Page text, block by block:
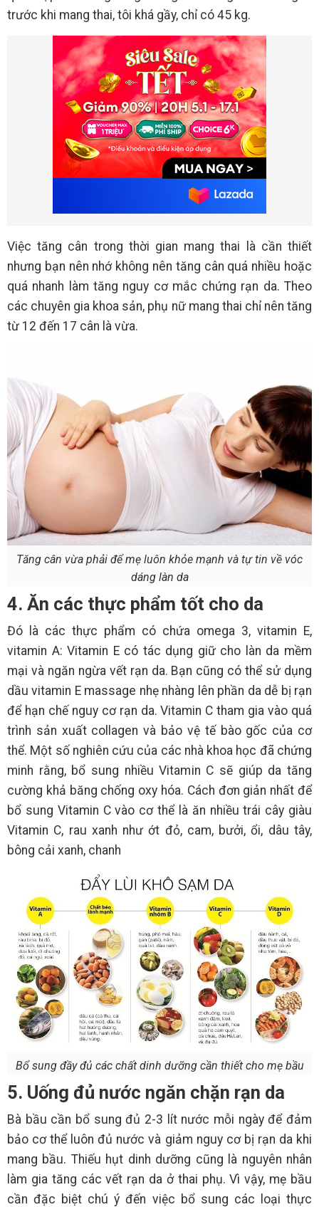
trước khi mang thai, tôi khá gầy, chỉ có 45 kg.
Việc tăng cân trong thời gian mang thai là cần thiết
nhưng bạn nên nhớ không nên tăng cân quá nhiều hoặc
quá nhanh làm tăng nguy cơ mắc chứng rạn da. Theo
các chuyên gia khoa sản, phụ nữ mang thai chỉ nên tăng
từ 12 đến 17 cân là vừa.
Tăng cân vừa phải để mẹ luôn khỏe mạnh và tự tin về vóc
dáng làn da
4. Ăn các thực phẩm tốt cho da
Đó là các thực phẩm có chứa omega 3, vitamin E,
vitamin A: Vitamin E có tác dụng giữ cho làn da mềm
mại và ngăn ngừa vết rạn da. Bạn cũng có thể sử dụng
dầu vitamin E massage nhẹ nhàng lên phần da dễ bị rạn
để hạn chế nguy cơ rạn da. Vitamin C tham gia vào quá
trình sản xuất collagen và bảo vệ tế bào gốc của cơ
thể. Một số nghiên cứu của các nhà khoa học đã chứng
minh rằng, bổ sung nhiều Vitamin C sẽ giúp da tăng
cường khả băng chống oxy hóa. Cách đơn giản nhất để
bổ sung Vitamin C vào cơ thể là ăn nhiều trái cây giàu
Vitamin C, rau xanh như ớt đỏ, cam, bưởi, ổi, dâu tây,
bông cải xanh, chanh
Bổ sung đầy đủ các chất dinh dưỡng cần thiết cho mẹ bầu
5. Uống đủ nước ngăn chặn rạn da
Bà bầu cần bổ sung đủ 2-3 lít nước mỗi ngày để đảm
bảo cơ thể luôn đủ nước và giảm nguy cơ bị rạn da khi
mang bầu. Thiếu hụt dinh dưỡng cũng là nguyên nhân
làm gia tăng các vết rạn da ở thai phụ. Vì vậy, mẹ bầu
cần đặc biệt chú ý đến việc bổ sung các loại thực